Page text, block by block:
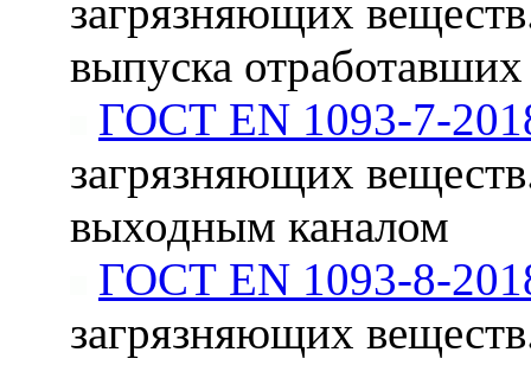
загрязняющих
выпуска
ГОСТ EN 1093-7-
загрязняющих
выходным каналом
ГОСТ EN 1093-8-
загрязняющих